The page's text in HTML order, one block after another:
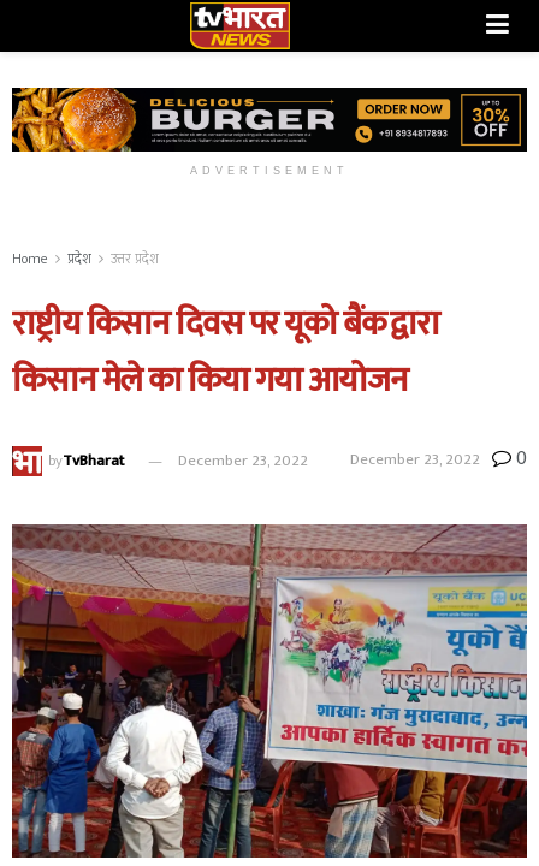
ADVERTISEMENT
Home प्रदेश उत्तर प्रदेश
राष्ट्रीय किसान दिवस पर यूको बैंक द्वारा
किसान मेले का किया गया आयोजन
byTvBharat December 23, 2022 December 23, 2022 0